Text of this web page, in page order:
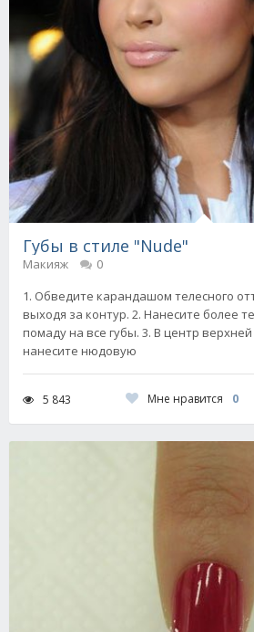
Губы в стиле "Nude"
Макияж
0
1. Обведите карандашом телесного
выходя за контур. 2. Нанесите более
помаду на все губы. 3. В центр
нанесите нюдовую
5 843 Мне нравится 0